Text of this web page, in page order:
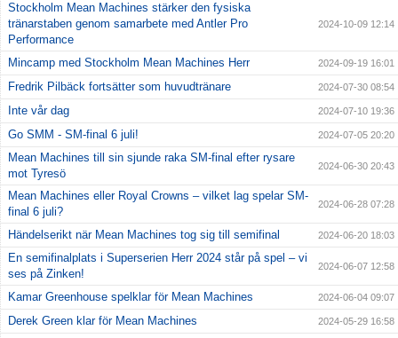
Stockholm Mean Machines stärker den fysiska
tränarstaben genom samarbete med Antler Pro
Performance
2024-10-09 12:14
Mincamp med Stockholm Mean Machines Herr 2024-09-19 16:01
Fredrik Pilbäck fortsätter som huvudtränare 2024-07-30 08:54
Inte vår dag 2024-07-10 19:36
Go SMM - SM-final 6 juli! 2024-07-05 20:20
Mean Machines till sin sjunde raka SM-final efter rysare
mot Tyresö
2024-06-30 20:43
Mean Machines eller Royal Crowns – vilket lag spelar SM-
final 6 juli?
2024-06-28 07:28
Händelserikt när Mean Machines tog sig till semifinal 2024-06-20 18:03
En semifinalplats i Superserien Herr 2024 står på spel – vi
ses på Zinken!
2024-06-07 12:58
Kamar Greenhouse spelklar för Mean Machines 2024-06-04 09:07
Derek Green klar för Mean Machines 2024-05-29 16:58